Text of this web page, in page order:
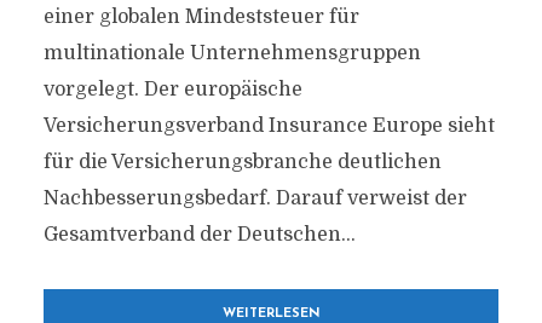
einer globalen Mindeststeuer für
multinationale Unternehmensgruppen
vorgelegt. Der europäische
Versicherungsverband Insurance Europe sieht
für die Versicherungsbranche deutlichen
Nachbesserungsbedarf. Darauf verweist der
Gesamtverband der Deutschen...
WEITERLESEN